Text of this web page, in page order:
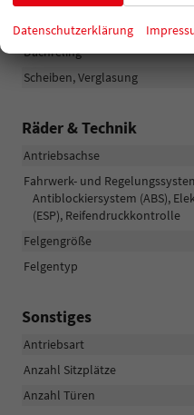
Außenspiegel
Außenspiegel beheizbar,
Dachreling
Scheiben, Verglasung
Räder & Technik
Antriebsachse
Fahrwerk- und
Antiblockiersystem (ABS),
(ESP), Reifendruckkontrolle
Felgengröße
Felgentyp
Sonstiges
Antriebsart
Anzahl Sitzplätze
Anzahl Türen
Datenschutzerklärung